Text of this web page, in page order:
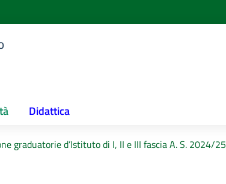
Didattica
graduatorie d’Istituto di I, II e III fascia A. S. 2024/25